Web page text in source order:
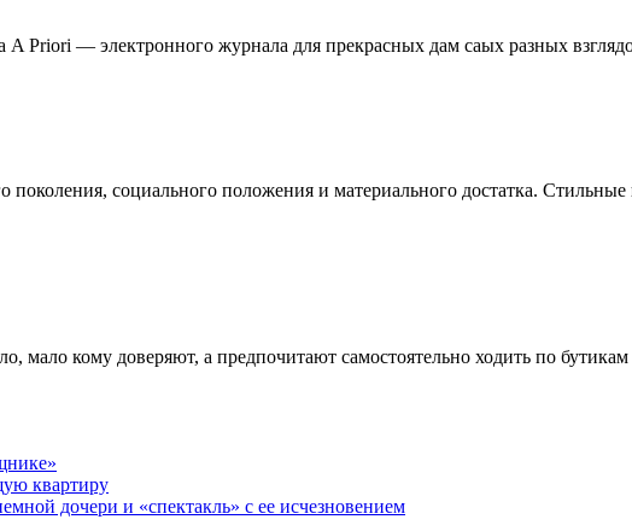
Priori — электронного журнала для прекрасных дам саых разных
социального положения и материального достатка.
мало кому доверяют, а предпочитают самостоятельно ходить по
квартиру
дочери и «спектакль» с ее исчезновением